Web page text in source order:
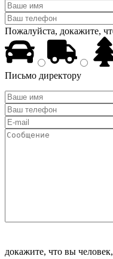
Пожалуйста, докажите,
Письмо директору
докажите, что вы